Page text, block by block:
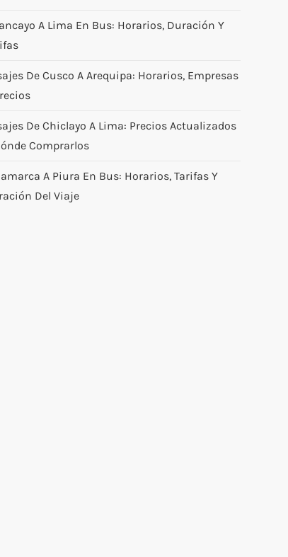
A Lima En Bus: Horarios, Duración Y
De Cusco A Arequipa: Horarios, Empresas
De Chiclayo A Lima: Precios Actualizados
Comprarlos
A Piura En Bus: Horarios, Tarifas Y
Del Viaje